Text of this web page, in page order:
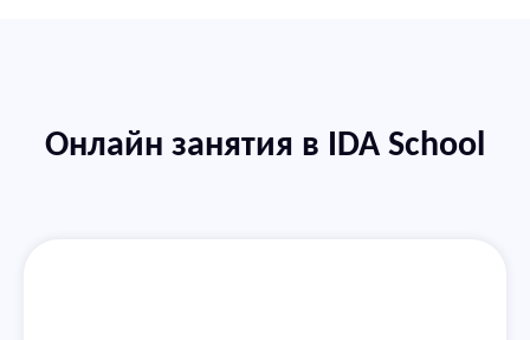
Онлайн занятия в IDA School